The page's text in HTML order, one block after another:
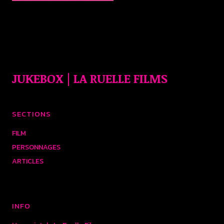
JUKEBOX | LA RUELLE FILMS
SECTIONS
FILM
PERSONNAGES
ARTICLES
INFO